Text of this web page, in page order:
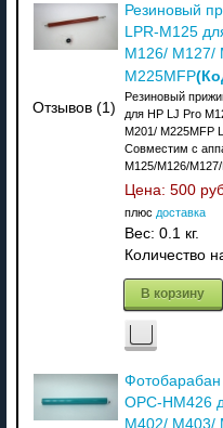
Отзывов (1)
Резиновый
LPR-M125
M126/ M127/
M225MFP
Резиновый
для HP LJ Pro
M201/ M225MFP
Совместим с
M125/M126/
Цена: 500
плюс доставка
Вес: 0.1 кг.
Количество
В корзину
OPC-HM426
M402/ M403/